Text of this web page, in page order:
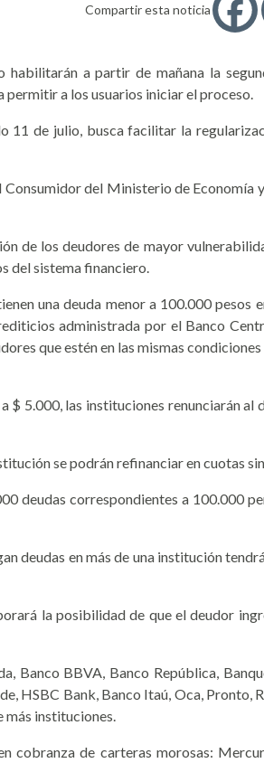
Compartir esta noticia
a partir de mañana la
a los usuarios iniciar el proceso.
11 de julio, busca facilitar la
del Ministerio de
de los deudores de mayor
del sistema financiero.
una deuda menor a 100.000
administrada por el Banco
que estén en las mismas
$ 5.000, las instituciones renunciarán
se podrán refinanciar en cuotas
deudas correspondientes a 100.000
deudas en más de una institución
la posibilidad de que el deudor
Banco BBVA, Banco República,
HSBC Bank, Banco Itaú, Oca, Pronto,
instituciones.
cobranza de carteras morosas: